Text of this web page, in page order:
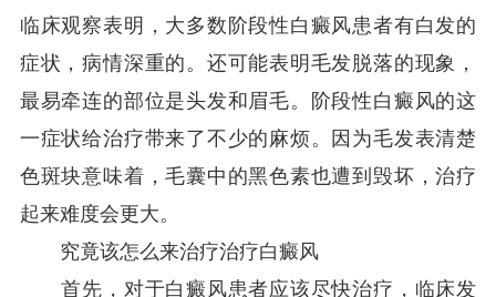
临床观察表明，大多数阶段性白癜风患者有白发的
症状，病情深重的。还可能表明毛发脱落的现象，
最易牵连的部位是头发和眉毛。阶段性白癜风的这
一症状给治疗带来了不少的麻烦。因为毛发表清楚
色斑块意味着，毛囊中的黑色素也遭到毁坏，治疗
起来难度会更大。
究竟该怎么来治疗治疗白癜风
首先，对于白癜风患者应该尽快治疗，临床发